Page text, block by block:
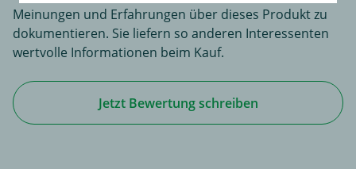
Meinungen und Erfahrungen über dieses Produkt zu
dokumentieren. Sie liefern so anderen Interessenten
wertvolle Informationen beim Kauf.
Jetzt Bewertung schreiben